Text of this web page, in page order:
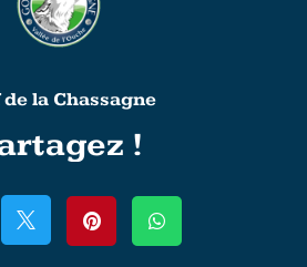
de la Chassagne
!
  